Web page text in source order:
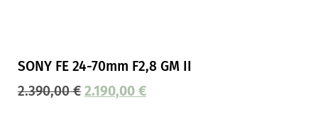
SONY FE 24-70mm F2,8 GM II
2.390,00€ 2.190,00 €